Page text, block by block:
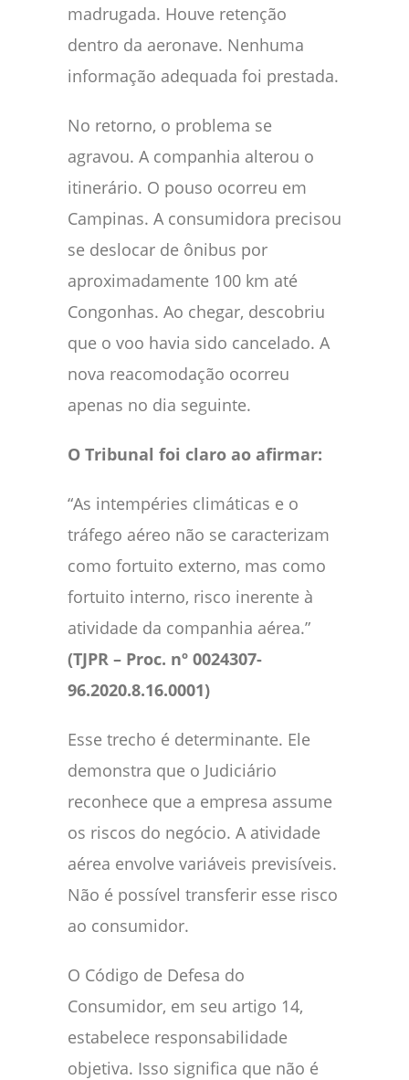
madrugada. Houve retenção
dentro da aeronave. Nenhuma
informação adequada foi prestada.
No retorno, o problema se
agravou. A companhia alterou o
itinerário. O pouso ocorreu em
Campinas. A consumidora precisou
se deslocar de ônibus por
aproximadamente 100 km até
Congonhas. Ao chegar, descobriu
que o voo havia sido cancelado. A
nova reacomodação ocorreu
apenas no dia seguinte.
O Tribunal foi claro ao afirmar:
“As intempéries climáticas e o
tráfego aéreo não se caracterizam
como fortuito externo, mas como
fortuito interno, risco inerente à
atividade da companhia aérea.”
(TJPR – Proc. nº 0024307-
96.2020.8.16.0001)
Esse trecho é determinante. Ele
demonstra que o Judiciário
reconhece que a empresa assume
os riscos do negócio. A atividade
aérea envolve variáveis previsíveis.
Não é possível transferir esse risco
ao consumidor.
O Código de Defesa do
Consumidor, em seu artigo 14,
estabelece responsabilidade
objetiva. Isso significa que não é